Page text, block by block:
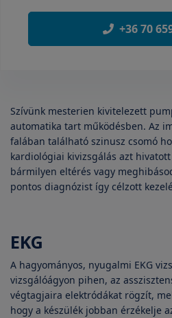
+36 70
Szívünk mesterien kivitelezett
automatika tart működésben. Az
falában található szinusz csomó
kardiológiai kivizsgálás azt
bármilyen eltérés vagy
pontos diagnózist így célzott
EKG
A hagyományos, nyugalmi EKG
vizsgálóágyon pihen, az
végtagjaira elektródákat rögzít,
hogy a készülék jobban érzékelje